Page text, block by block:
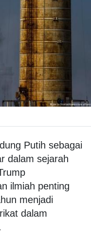
Putih sebagai
dalam sejarah
ilmiah penting
menjadi
dalam